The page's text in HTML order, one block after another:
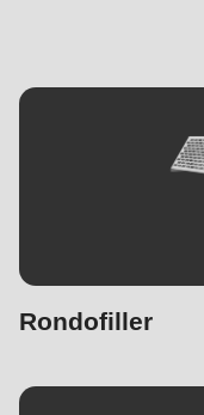
Rondofiller